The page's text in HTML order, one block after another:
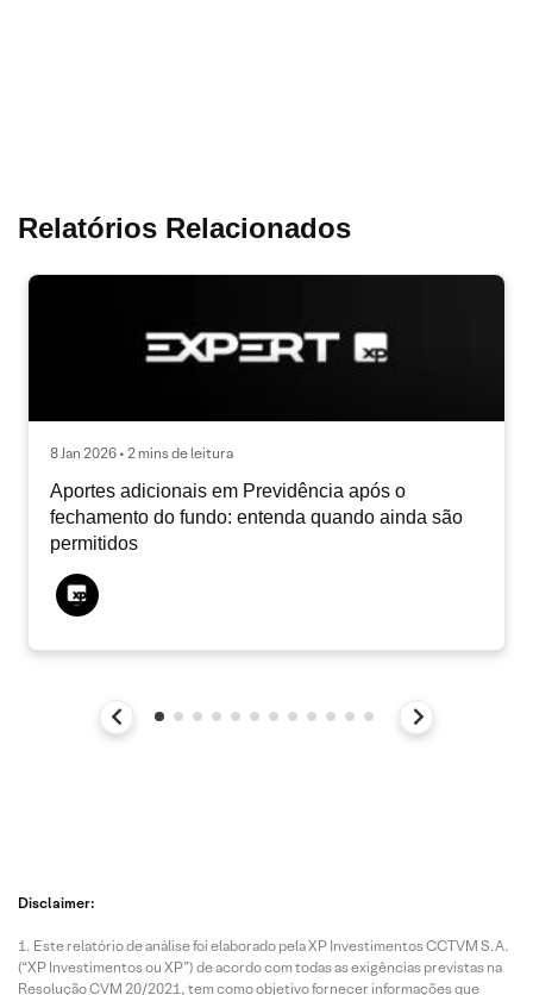
Relatórios Relacionados
8 Jan 2026 • 2 mins de leitura
Aportes adicionais em Previdência após o
fechamento do fundo: entenda quando ainda são
permitidos
Disclaimer:
Este relatório de análise foi elaborado pela XP Investimentos CCTVM S.A.
(“XP Investimentos ou XP”) de acordo com todas as exigências previstas na
Resolução CVM 20/2021, tem como objetivo fornecer informações que